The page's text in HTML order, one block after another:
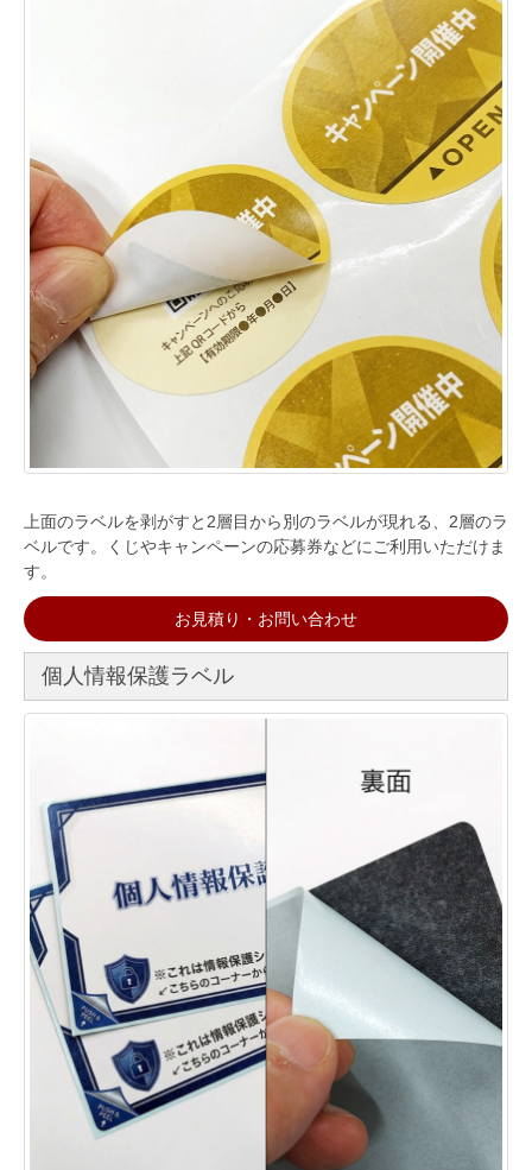
上面のラベルを剥がすと2層目から別のラベルが現れる、2層のラ
ベルです。くじやキャンペーンの応募券などにご利用いただけま
す。
お見積り・お問い合わせ
個人情報保護ラベル